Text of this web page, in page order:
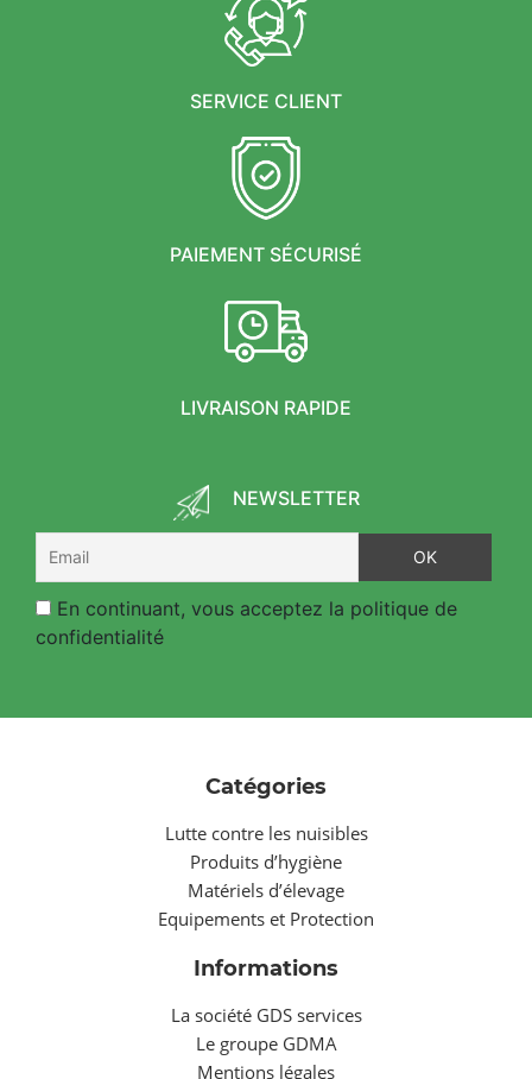
SERVICE CLIENT
PAIEMENT SÉCURISÉ
LIVRAISON RAPIDE
NEWSLETTER
En continuant, vous acceptez la politique de
confidentialité
Catégories
Lutte contre les nuisibles
Produits d’hygiène
Matériels d’élevage
Equipements et Protection
Informations
La société GDS services
Le groupe GDMA
Mentions légales